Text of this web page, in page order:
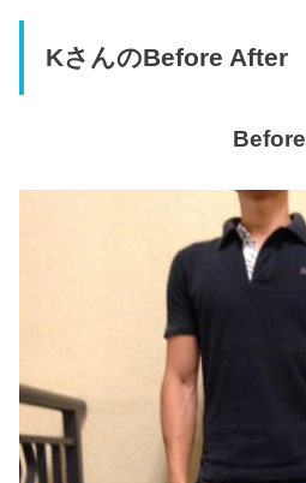
KさんのBefore After
Before